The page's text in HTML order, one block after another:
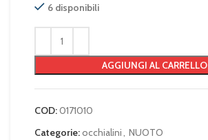
6 disponibili
AGGIUNGI AL CARRELLO
COD:0171010
Categorie:occhialini, NUOTO